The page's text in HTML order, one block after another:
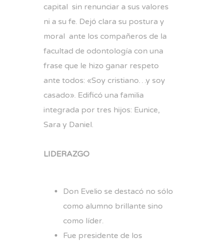
capital sin renunciar a sus valores
ni a su fe. Dejó clara su postura y
moral ante los compañeros de la
facultad de odontología con una
frase que le hizo ganar respeto
ante todos: «Soy cristiano…y soy
casado». Edificó una familia
integrada por tres hijos: Eunice,
Sara y Daniel.
LIDERAZGO
Don Evelio se destacó no sólo
como alumno brillante sino
como líder.
Fue presidente de los